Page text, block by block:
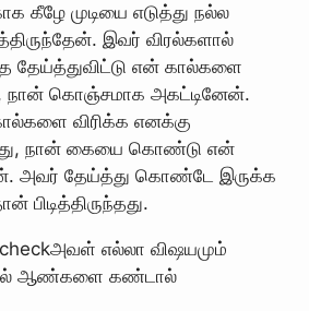
கீழே முடியை எடுத்து நல்ல
இவர் விரல்களால்
என் கால்களை
நான் கொஞ்சமாக அகட்டினேன்.
விரிக்க எனக்கு
நான் கையை கொண்டு என்
அவர் தேய்த்து கொண்டே இருக்க
பிடித்திருந்தது.
எல்லா விஷயமும்
ஆண்களை கண்டால்